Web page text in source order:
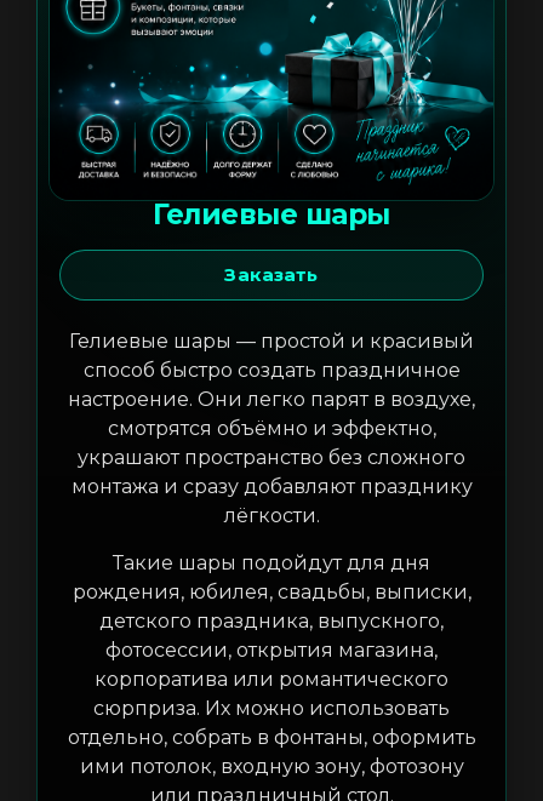
Гелиевые шары
Заказать
Гелиевые шары — простой и красивый
способ быстро создать праздничное
настроение. Они легко парят в воздухе,
смотрятся объёмно и эффектно,
украшают пространство без сложного
монтажа и сразу добавляют празднику
лёгкости.
Такие шары подойдут для дня
рождения, юбилея, свадьбы, выписки,
детского праздника, выпускного,
фотосессии, открытия магазина,
корпоратива или романтического
сюрприза. Их можно использовать
отдельно, собрать в фонтаны, оформить
ими потолок, входную зону, фотозону
или праздничный стол.